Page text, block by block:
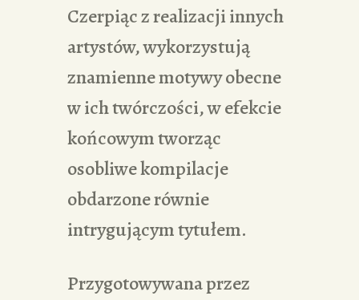
Czerpiąc z realizacji innych
artystów, wykorzystują
znamienne motywy obecne
w ich twórczości, w efekcie
końcowym tworząc
osobliwe kompilacje
obdarzone równie
intrygującym tytułem.
Przygotowywana przez